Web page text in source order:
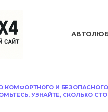
КОМФОРТНОГО И
УЗНАЙТЕ, СКОЛЬКО